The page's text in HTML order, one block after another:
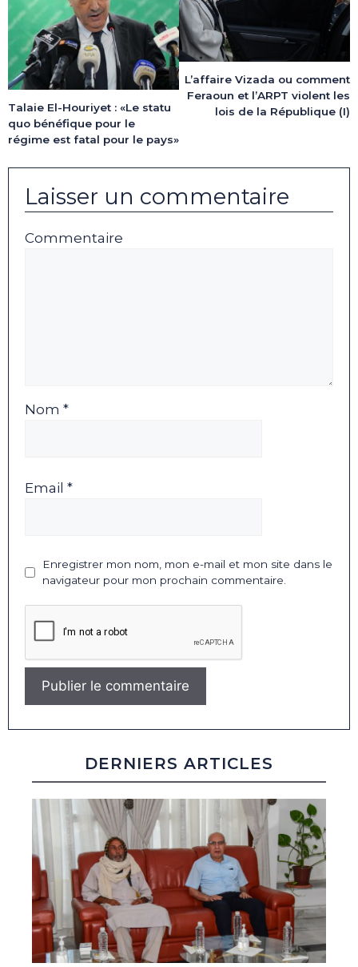
Talaie El-Houriyet : «Le statu
quo bénéfique pour le
régime est fatal pour le pays»
L’affaire Vizada ou comment
Feraoun et l’ARPT violent les
lois de la République (I)
Laisser un commentaire
Commentaire
Nom *
Email *
Enregistrer mon nom, mon e-mail et mon site dans le
navigateur pour mon prochain commentaire.
DERNIERS ARTICLES